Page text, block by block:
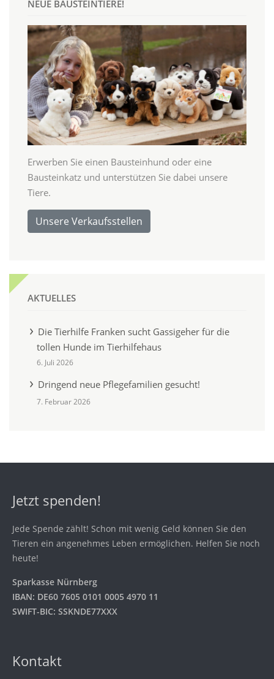
NEUE BAUSTEINTIERE!
Erwerben Sie einen Bausteinhund oder eine
Bausteinkatz und unterstützen Sie dabei unsere
Tiere.
Unsere Verkaufsstellen
AKTUELLES
Die Tierhilfe Franken sucht Gassigeher für die
tollen Hunde im Tierhilfehaus
6. Juli 2026
Dringend neue Pflegefamilien gesucht!
7. Februar 2026
Jetzt spenden!
Jede Spende zählt! Schon mit wenig Geld können Sie den
Tieren ein angenehmes Leben ermöglichen. Helfen Sie noch
heute!
Sparkasse Nürnberg
IBAN: DE60 7605 0101 0005 4970 11
SWIFT-BIC: SSKNDE77XXX
Kontakt